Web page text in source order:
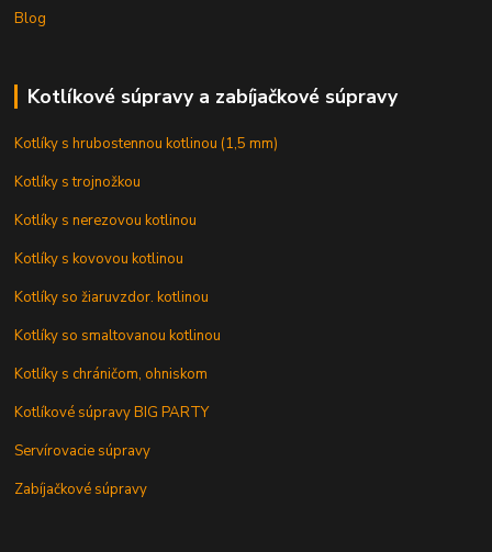
Blog
Kotlíkové súpravy a zabíjačkové súpravy
Kotlíky s hrubostennou kotlinou (1,5 mm)
Kotlíky s trojnožkou
Kotlíky s nerezovou kotlinou
Kotlíky s kovovou kotlinou
Kotlíky so žiaruvzdor. kotlinou
Kotlíky so smaltovanou kotlinou
Kotlíky s chráničom, ohniskom
Kotlíkové súpravy BIG PARTY
Servírovacie súpravy
Zabíjačkové súpravy